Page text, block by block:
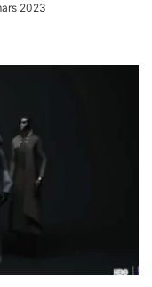
2023